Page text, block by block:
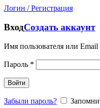
Логин / Регистрация
ВходСоздать аккаунт
Имя пользователя или Email
Пароль *
Войти
Забыли пароль?